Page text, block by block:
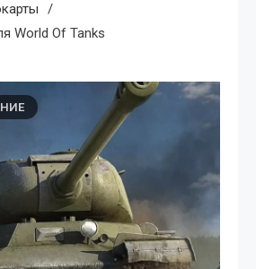
World Of Tanks